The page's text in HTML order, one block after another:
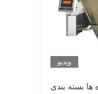
ویدیو
ها بسته بندی